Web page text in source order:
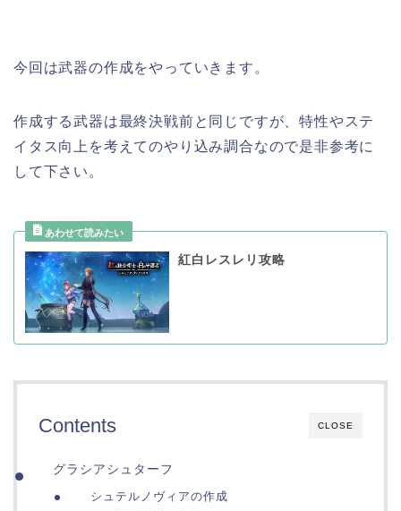
今回は武器の作成をやっていきます。
作成する武器は最終決戦前と同じですが、特性やステ
イタス向上を考えてのやり込み調合なので是非参考に
して下さい。
紅白レスレリ攻略
CLOSE
Contents
グラシアシュターフ
シュテルノヴィアの作成